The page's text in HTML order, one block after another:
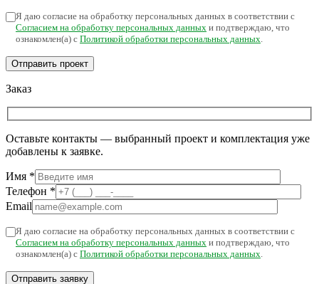
Я даю согласие на обработку персональных данных в соответствии с
Согласием на обработку персональных данных и подтверждаю, что
ознакомлен(а) с Политикой обработки персональных данных.
Заказ
Оставьте контакты — выбранный проект и комплектация уже
добавлены к заявке.
Имя *
Телефон *
Email
Я даю согласие на обработку персональных данных в соответствии с
Согласием на обработку персональных данных и подтверждаю, что
ознакомлен(а) с Политикой обработки персональных данных.